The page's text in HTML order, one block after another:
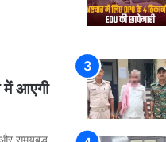
में आएगी
और समयबद्ध